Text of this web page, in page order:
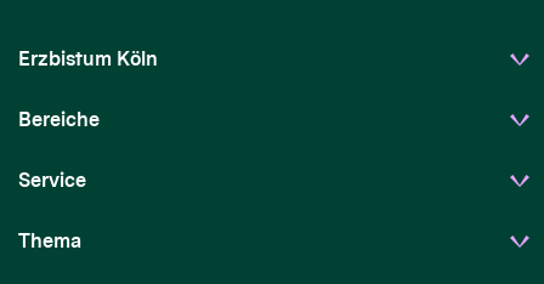
Erzbistum Köln
Bereiche
Service
Thema